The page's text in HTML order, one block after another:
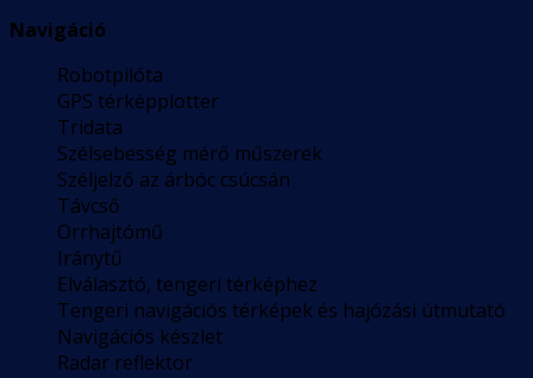
Navigáció
Robotpilóta
GPS térképplotter
Tridata
Szélsebesség mérő műszerek
Széljelző az árbóc csúcsán
Távcső
Orrhajtómű
Iránytű
Elválasztó, tengeri térképhez
Tengeri navigációs térképek és hajózási útmutató
Navigációs készlet
Radar reflektor